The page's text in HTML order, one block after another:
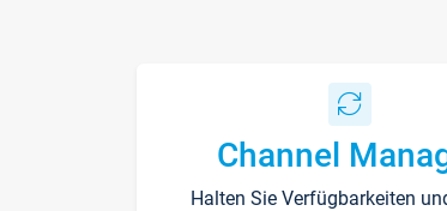
Channel
Halten Sie Verfügbarkeiten